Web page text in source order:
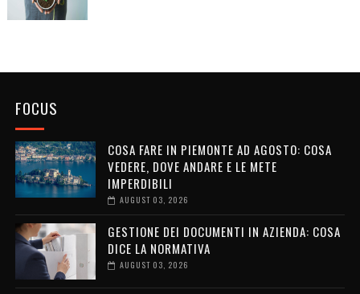
FOCUS
COSA FARE IN PIEMONTE AD AGOSTO: COSA
VEDERE, DOVE ANDARE E LE METE
IMPERDIBILI
AUGUST 03, 2026
GESTIONE DEI DOCUMENTI IN AZIENDA: COSA
DICE LA NORMATIVA
AUGUST 03, 2026